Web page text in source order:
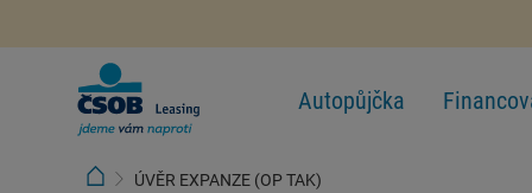
Autopůjčka
ÚVĚR EXPANZE (OP TAK)